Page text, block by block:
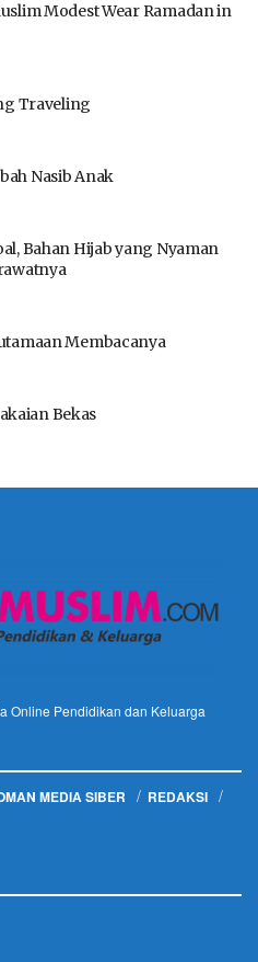
Modest Wear Ramadan in
Traveling
Nasib Anak
Bahan Hijab yang Nyaman
Membacanya
Bekas
Online Pendidikan dan Keluarga
MEDIA SIBER
REDAKSI